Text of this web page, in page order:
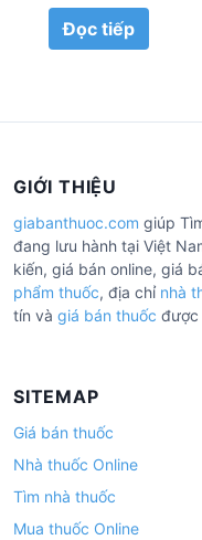
Đọc tiếp
GIỚI THIỆU
giabanthuoc.com giúp
đang lưu hành tại Việt
kiến, giá bán online, giá
phẩm thuốc, địa chỉ nhà
tín và giá bán thuốc được
SITEMAP
Giá bán thuốc
Nhà thuốc Online
Tìm nhà thuốc
Mua thuốc Online